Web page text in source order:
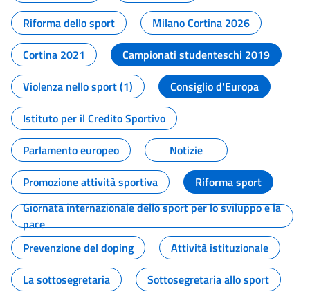
Riforma dello sport
Milano Cortina 2026
Cortina 2021
Campionati studenteschi 2019
Violenza nello sport (1)
Consiglio d'Europa
Istituto per il Credito Sportivo
Parlamento europeo
Notizie
Promozione attività sportiva
Riforma sport
Giornata internazionale dello sport per lo sviluppo e la
pace
Prevenzione del doping
Attività istituzionale
La sottosegretaria
Sottosegretaria allo sport